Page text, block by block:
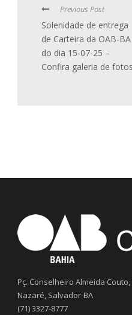
Previous Post
Solenidade de entrega
de Carteira da OAB-BA
do dia 15-07-25 –
Confira galeria de fotos
Pç. Conselheiro Almeida Couto,
Nazaré, Salvador-BA
(71) 3327-8777